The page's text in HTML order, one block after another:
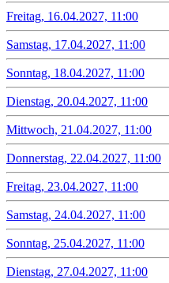
Freitag, 16.04.2027, 11:00
Samstag, 17.04.2027, 11:00
Sonntag, 18.04.2027, 11:00
Dienstag, 20.04.2027, 11:00
Mittwoch, 21.04.2027, 11:00
Donnerstag, 22.04.2027, 11:00
Freitag, 23.04.2027, 11:00
Samstag, 24.04.2027, 11:00
Sonntag, 25.04.2027, 11:00
Dienstag, 27.04.2027, 11:00